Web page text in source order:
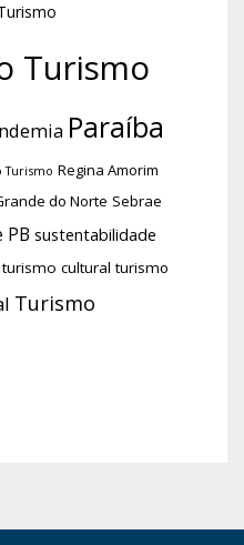
Turismo
Paraíba
Turismo Regina Amorim
do Norte Sebrae
PB sustentabilidade
turismo cultural turismo
Turismo